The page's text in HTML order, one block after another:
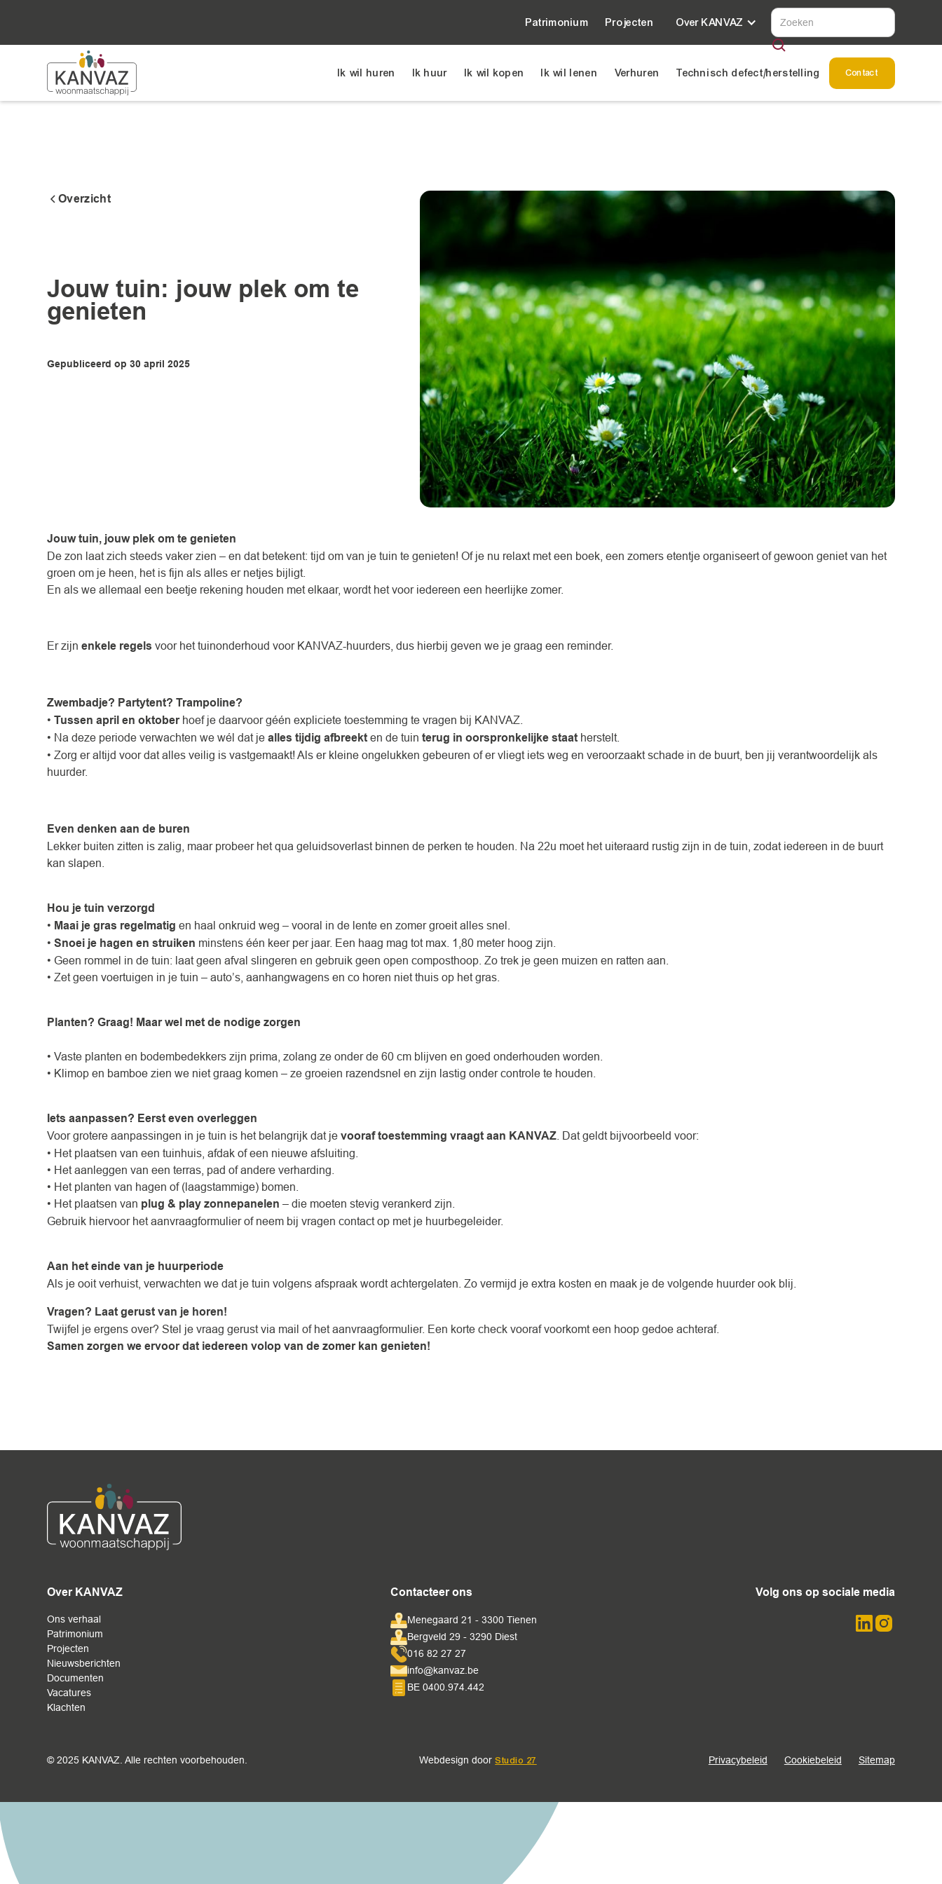
Patrimonium Projecten Over KANVAZ
Ik wil huren Ik huur Ik wil kopen Ik wil lenen Verhuren Technisch defect/herstelling Contact
Overzicht
Jouw tuin: jouw plek om te
genieten
Gepubliceerd op 30 april 2025
Jouw tuin, jouw plek om te genieten
De zon laat zich steeds vaker zien – en dat betekent: tijd om van je tuin te genieten! Of je nu relaxt met een boek, een zomers etentje organiseert of gewoon geniet van het
groen om je heen, het is fijn als alles er netjes bijligt.
En als we allemaal een beetje rekening houden met elkaar, wordt het voor iedereen een heerlijke zomer.
Er zijnenkele regels voor het tuinonderhoud voor KANVAZ-huurders, dus hierbij geven we je graag een reminder.
Zwembadje? Partytent? Trampoline?
•Tussen april en oktoberhoef je daarvoor géén expliciete toestemming te vragen bij KANVAZ.
• Na deze periode verwachten we wél dat jealles tijdig afbreekt en de tuinterug in oorspronkelijke staat herstelt.
• Zorg er altijd voor dat alles veilig is vastgemaakt! Als er kleine ongelukken gebeuren of er vliegt iets weg en veroorzaakt schade in de buurt, ben jij verantwoordelijk als
huurder.
Even denken aan de buren
Lekker buiten zitten is zalig, maar probeer het qua geluidsoverlast binnen de perken te houden. Na 22u moet het uiteraard rustig zijn in de tuin, zodat iedereen in de buurt
kan slapen.
Hou je tuin verzorgd
• Maai je gras regelmatig en haal onkruid weg – vooral in de lente en zomer groeit alles snel.
•Snoei je hagen en struiken minstens één keer per jaar. Een haag mag tot max. 1,80 meter hoog zijn.
• Geen rommel in de tuin: laat geen afval slingeren en gebruik geen open composthoop. Zo trek je geen muizen en ratten aan.
• Zet geen voertuigen in je tuin – auto’s, aanhangwagens en co horen niet thuis op het gras.
Planten? Graag! Maar wel met de nodige zorgen
• Vaste planten en bodembedekkers zijn prima, zolang ze onder de 60 cm blijven en goed onderhouden worden.
• Klimop en bamboe zien we niet graag komen – ze groeien razendsnel en zijn lastig onder controle te houden.
Iets aanpassen? Eerst even overleggen
Voor grotere aanpassingen in je tuin is het belangrijk dat jevooraf toestemming vraagt aan KANVAZ . Dat geldt bijvoorbeeld voor:
• Het plaatsen van een tuinhuis, afdak of een nieuwe afsluiting.
• Het aanleggen van een terras, pad of andere verharding.
• Het planten van hagen of (laagstammige) bomen.
• Het plaatsen van plug & play zonnepanelen – die moeten stevig verankerd zijn.
Gebruik hiervoor het aanvraagformulier of neem bij vragen contact op met je huurbegeleider.
Aan het einde van je huurperiode
Als je ooit verhuist, verwachten we dat je tuin volgens afspraak wordt achtergelaten. Zo vermijd je extra kosten en maak je de volgende huurder ook blij.
Vragen? Laat gerust van je horen!
Twijfel je ergens over? Stel je vraag gerust via mail of het aanvraagformulier. Een korte check vooraf voorkomt een hoop gedoe achteraf.
Samen zorgen we ervoor dat iedereen volop van de zomer kan genieten!
Over KANVAZ
Ons verhaal
Patrimonium
Projecten
Nieuwsberichten
Documenten
Vacatures
Klachten
Contacteer ons
Menegaard 21 - 3300 Tienen
Bergveld 29 - 3290 Diest
016 82 27 27
info@kanvaz.be
BE 0400.974.442
Volg ons op sociale media
© 2025 KANVAZ. Alle rechten voorbehouden. Webdesign doorStudio 27 Privacybeleid Cookiebeleid Sitemap